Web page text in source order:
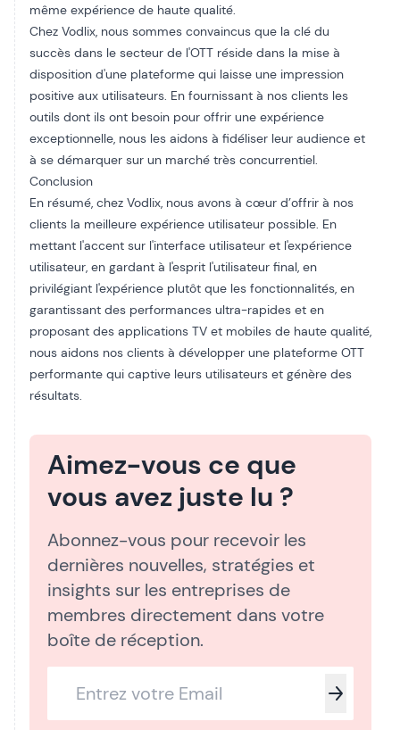
même expérience de haute qualité.
Chez Vodlix, nous sommes convaincus que la clé du
succès dans le secteur de l'OTT réside dans la mise à
disposition d'une plateforme qui laisse une impression
positive aux utilisateurs. En fournissant à nos clients les
outils dont ils ont besoin pour offrir une expérience
exceptionnelle, nous les aidons à fidéliser leur audience et
à se démarquer sur un marché très concurrentiel.
Conclusion
En résumé, chez Vodlix, nous avons à cœur d’offrir à nos
clients la meilleure expérience utilisateur possible. En
mettant l'accent sur l'interface utilisateur et l'expérience
utilisateur, en gardant à l'esprit l'utilisateur final, en
privilégiant l'expérience plutôt que les fonctionnalités, en
garantissant des performances ultra-rapides et en
proposant des applications TV et mobiles de haute qualité,
nous aidons nos clients à développer une plateforme OTT
performante qui captive leurs utilisateurs et génère des
résultats.
Aimez-vous ce que
vous avez juste lu ?
Abonnez-vous pour recevoir les
dernières nouvelles, stratégies et
insights sur les entreprises de
membres directement dans votre
boîte de réception.